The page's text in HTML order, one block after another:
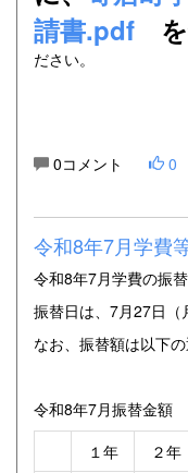
請書.pdf を
ださい。
0コメント 0
令和8年7月学費
令和8年7月学費の振
振替日は、7月27日（
なお、振替額は以下の
令和8年7月振替金額
１年
２年